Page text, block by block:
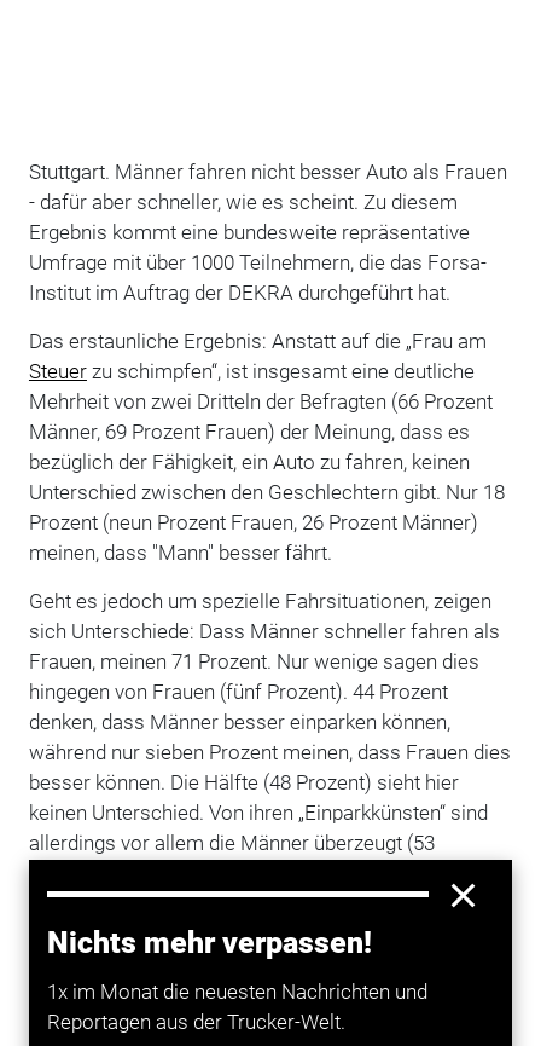
Nichts mehr verpassen!
1x im Monat die neuesten Nachrichten und
Reportagen aus der Trucker-Welt.
Stuttgart. Männer fahren nicht besser Auto als Frauen
- dafür aber schneller, wie es scheint. Zu diesem
Ergebnis kommt eine bundesweite repräsentative
Umfrage mit über 1000 Teilnehmern, die das Forsa-
Institut im Auftrag der DEKRA durchgeführt hat.
Das erstaunliche Ergebnis: Anstatt auf die „Frau am
Steuerzu schimpfen“, ist insgesamt eine deutliche
Mehrheit von zwei Dritteln der Befragten (66 Prozent
Männer, 69 Prozent Frauen) der Meinung, dass es
bezüglich der Fähigkeit, ein Auto zu fahren, keinen
Unterschied zwischen den Geschlechtern gibt. Nur 18
Prozent (neun Prozent Frauen, 26 Prozent Männer)
meinen, dass "Mann" besser fährt.
Geht es jedoch um spezielle Fahrsituationen, zeigen
sich Unterschiede: Dass Männer schneller fahren als
Frauen, meinen 71 Prozent. Nur wenige sagen dies
hingegen von Frauen (fünf Prozent). 44 Prozent
denken, dass Männer besser einparken können,
während nur sieben Prozent meinen, dass Frauen dies
besser können. Die Hälfte (48 Prozent) sieht hier
keinen Unterschied. Von ihren „Einparkkünsten“ sind
allerdings vor allem die Männer überzeugt (53
beim Fahren ungeduldiger sind. Gerade einmal drei
Prozent sind hingegen der Ansicht, dass Männer im